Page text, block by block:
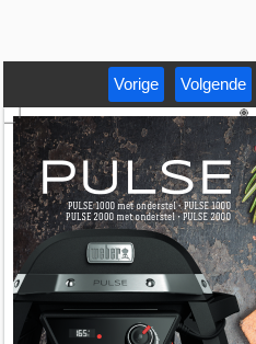
Vorige Volgende